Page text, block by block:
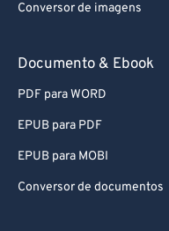
Conversor de imagens
Documento & Ebook
PDF para WORD
EPUB para PDF
EPUB para MOBI
Conversor de documentos